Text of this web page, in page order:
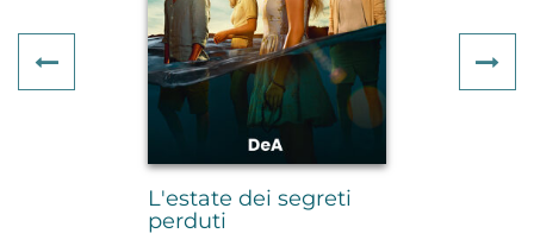
L'estate dei segreti
perduti
Previous